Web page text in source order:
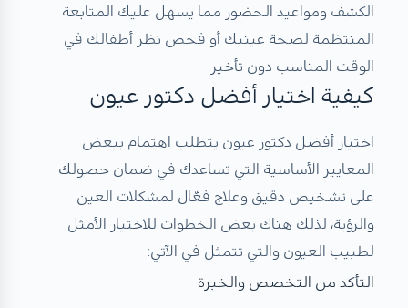
الكشف ومواعيد الحضور مما يسهل عليك المتابعة
المنتظمة لصحة عينيك أو فحص نظر أطفالك في
الوقت المناسب دون تأخير.
كيفية اختيار أفضل دكتور عيون
اختيار أفضل دكتور عيون يتطلب اهتمام ببعض
المعايير الأساسية التي تساعدك في ضمان حصولك
على تشخيص دقيق وعلاج فعّال لمشكلات العين
والرؤية، لذلك هناك بعض الخطوات للاختيار الأمثل
لطبيب العيون والتي تتمثل في الآتي:
التأكد من التخصص والخبرة